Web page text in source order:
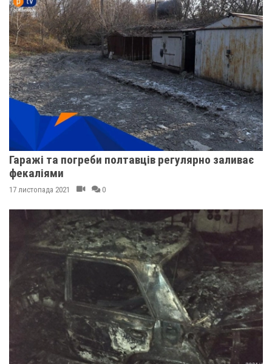
Гаражі та погреби полтавців регулярно заливає
фекаліями
17 листопада 2021 0